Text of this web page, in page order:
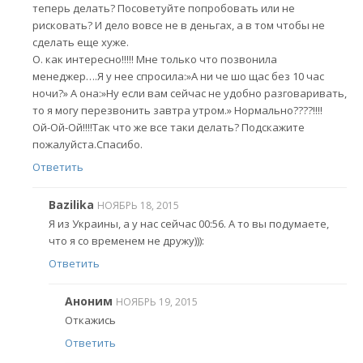
теперь делать? Посоветуйте попробовать или не
рисковать? И дело вовсе не в деньгах, а в том чтобы не
сделать еще хуже.
О. как интересно!!!!! Мне только что позвонила
менеджер….Я у нее спросила:»А ни че шо щас без 10 час
ночи?» А она:»Ну если вам сейчас не удобно разговаривать,
то я могу перезвонить завтра утром.» Нормально????!!!!
Ой-Ой-Ой!!!!Так что же все таки делать? Подскажите
пожалуйста.Спасибо.
Ответить
Bazilika НОЯБРЬ 18, 2015
Я из Украины, а у нас сейчас 00:56. А то вы подумаете,
что я со временем не дружу))):
Ответить
Аноним НОЯБРЬ 19, 2015
Откажись
Ответить